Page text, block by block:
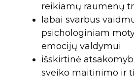
reikiamų raumenų
labai svarbus
psichologiniam
emocijų valdymui
išskirtinė
sveiko maitinimo ir